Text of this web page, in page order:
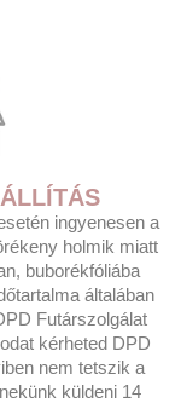
ingyenesen a
holmik miatt
buborékfóliába
általában
Futárszolgálat
kérheted DPD
nem tetszik a
küldeni 14